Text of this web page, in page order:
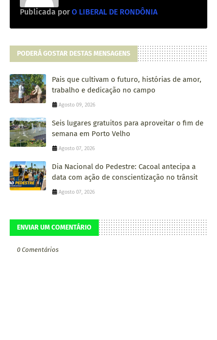
Publicada por O LIBERAL DE RONDÔNIA
PODERÁ GOSTAR DESTAS MENSAGENS
Pais que cultivam o futuro, histórias de amor,
trabalho e dedicação no campo
Agosto 09, 2026
Seis lugares gratuitos para aproveitar o fim de
semana em Porto Velho
Agosto 07, 2026
Dia Nacional do Pedestre: Cacoal antecipa a
data com ação de conscientização no trânsit
Agosto 07, 2026
ENVIAR UM COMENTÁRIO
0 Comentários